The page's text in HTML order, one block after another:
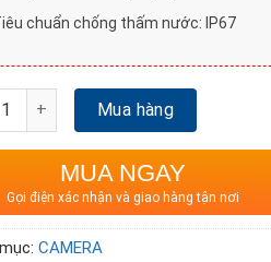
chuẩn chống thấm nước: IP67
IP Wifi 1080P IPC-F22FP (Có
Mua hàng
MUA NGAY
Gọi điện xác nhận và giao hàng tận nơi
CAMERA